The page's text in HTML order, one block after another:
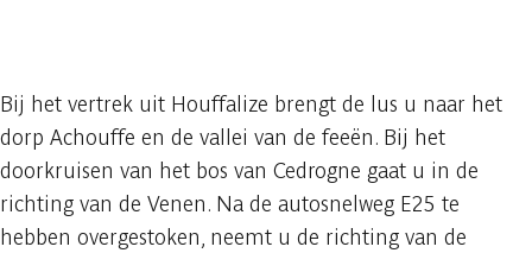
Bij het vertrek uit Houffalize brengt de lus u naar het
dorp Achouffe en de vallei van de feeën. Bij het
doorkruisen van het bos van Cedrogne gaat u in de
richting van de Venen. Na de autosnelweg E25 te
hebben overgestoken, neemt u de richting van de